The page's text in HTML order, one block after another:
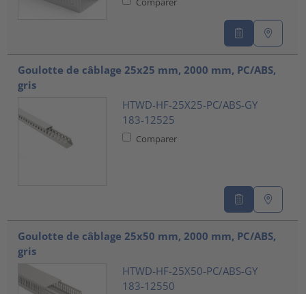
Goulotte de câblage 25x25 mm, 2000 mm, PC/ABS,
gris
HTWD-HF-25X25-PC/ABS-GY
183-12525
Comparer
Goulotte de câblage 25x50 mm, 2000 mm, PC/ABS,
gris
HTWD-HF-25X50-PC/ABS-GY
183-12550